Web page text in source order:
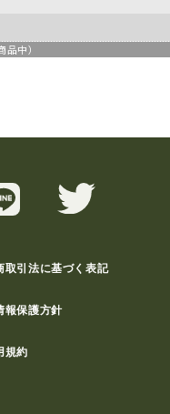
品中）
取引法に基づく表記
報保護方針
規約